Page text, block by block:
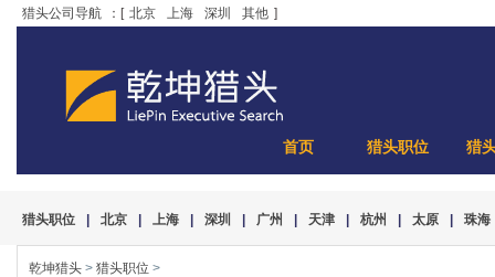
猎头公司导航 ：[ 北京 上海 深圳 其他 ]
首页 猎头职位 猎
猎头职位 北京 上海 深圳 广州 天津 杭州 太原 珠海
乾坤猎头 > 猎头职位 >